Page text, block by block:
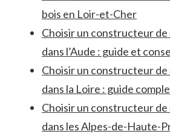
bois en Loir-et-Cher
Choisir un constructeur de
dans l’Aude : guide et
Choisir un constructeur de
dans la Loire : guide
Choisir un constructeur de
dans les Alpes-de-Haute-